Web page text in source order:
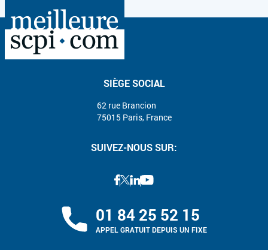
SIÈGE SOCIAL
62 rue Brancion
75015 Paris, France
SUIVEZ-NOUS SUR:
01 84 25 52 15
APPEL GRATUIT DEPUIS UN FIXE